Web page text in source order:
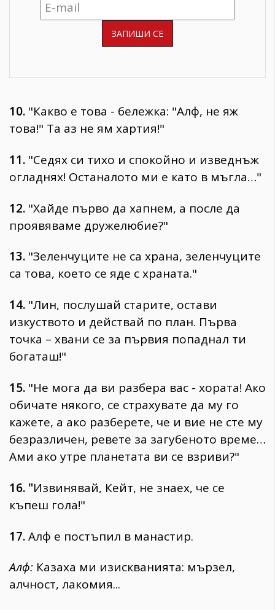
10. "Какво е това - бележка: "Алф, не яж
това!" Та аз не ям хартия!"
11. "Седях си тихо и спокойно и изведнъж
огладнях! Останалото ми е като в мъгла…"
12. "Хайде първо да хапнем, а после да
проявяваме дружелюбие?"
13. "Зеленчуците не са храна, зеленчуците
са това, което се яде с храната."
14. "Лин, послушай старите, остави
изкуството и действай по план. Първа
точка – хвани се за първия попаднал ти
богаташ!"
15. "Не мога да ви разбера вас - хората! Ако
обичате някого, се страхувате да му го
кажете, а ако разберете, че и вие не сте му
безразличен, ревете за загубеното време…
Ами ако утре планетата ви се взриви?"
16. "Извинявай, Кейт, не знаех, че се
къпеш гола!"
17.Алф е постъпил в манастир.
Алф: Казаха ми изискванията: мързел,
алчност, лакомия...